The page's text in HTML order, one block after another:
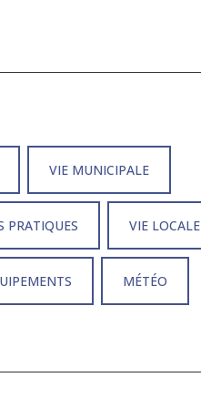
VIE MUNICIPALE
PRATIQUES VIE LOCALE
MÉTÉO